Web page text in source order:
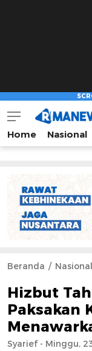
Home Nasional
Beranda Nasional
Hizbut
Paksakan
Syarief- Minggu,